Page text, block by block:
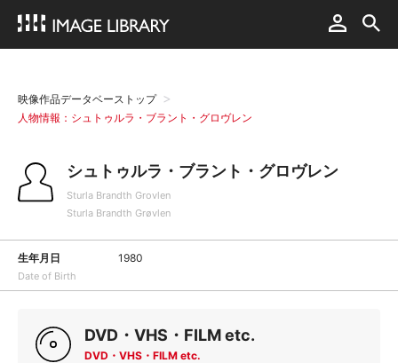
映像作品データベーストップ
人物情報：シュトゥルラ・ブラント・グロヴレン
シュトゥルラ・ブラント・グロヴレン
Sturla Brandth Grovlen
Sturla Brandth Grøvlen
生年月日
Date of Birth
1980
DVD・VHS・FILM etc.
DVD・VHS・FILM etc.